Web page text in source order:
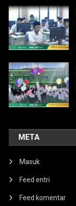
META
Masuk
Feed entri
Feed komentar